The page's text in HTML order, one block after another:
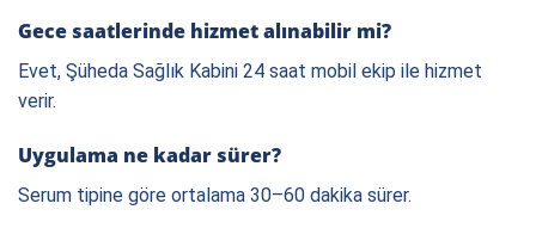
Gece saatlerinde hizmet alınabilir mi?
Evet, Şüheda Sağlık Kabini 24 saat mobil ekip ile hizmet
verir.
Uygulama ne kadar sürer?
Serum tipine göre ortalama 30–60 dakika sürer.